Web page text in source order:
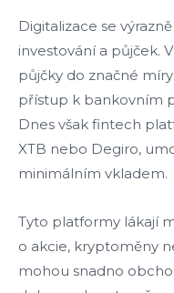
Digitalizace se
investování a půjček.
půjčky do značné
přístup k bankovním
Dnes však fintech
XTB nebo Degiro,
minimálním vkladem.
Tyto platformy lákají
o akcie, kryptoměny
mohou snadno